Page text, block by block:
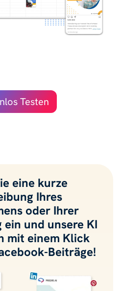
Testen
eine kurze
Ihres
oder Ihrer
und unsere KI
mit einem Klick
Beiträge!